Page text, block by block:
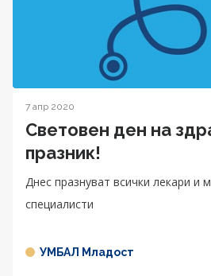
7 апр 2020
Световен ден на
празник!
Днес празнуват всички лекари и
специалисти
УМБАЛ Младост